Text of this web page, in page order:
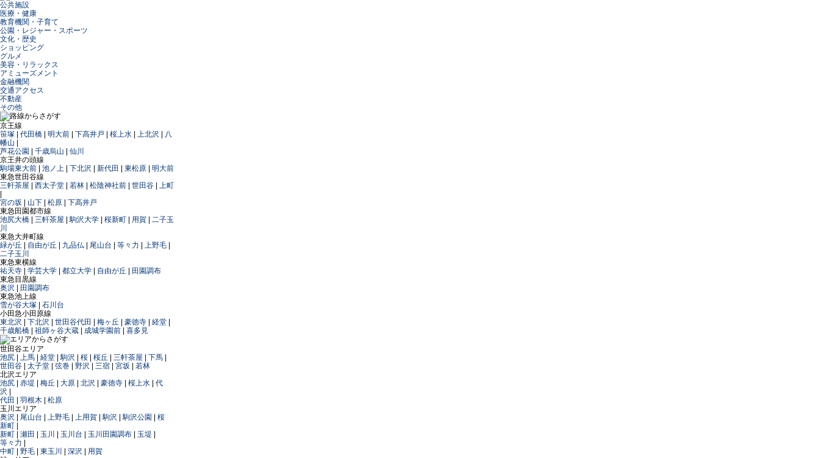
公共施設
医療・健康
教育機関・子育て
公園・レジャー・スポーツ
文化・歴史
ショッピング
グルメ
美容・リラックス
アミューズメント
金融機関
交通アクセス
不動産
その他
京王線
笹塚
代田橋 明大前 下高井戸 桜上水 上北沢
八
幡山
芦花公園
千歳烏山
仙川
京王井の頭線
駒場東大前
池ノ上 下北沢 新代田 東松原
明大前
東急世田谷線
三軒茶屋
西太子堂 若林 松陰神社前 世田谷
上町
宮の坂
山下 松原
下高井戸
東急田園都市線
池尻大橋
三軒茶屋 |駒沢大学 桜新町 用賀
二子玉
川
東急大井町線
緑が丘
自由が丘 九品仏 尾山台 等々力 上野毛
二子玉川
東急東横線
祐天寺
学芸大学 都立大学 自由が丘
田園調布
東急目黒線
奥沢
田園調布
東急池上線
雪が谷大塚
石川台
小田急小田原線
東北沢
下北沢 世田谷代田 梅ヶ丘 豪徳寺 経堂
千歳船橋
祖師ヶ谷大蔵 成城学園前 喜多見
世田谷エリア
池尻
上馬 経堂 |駒沢 桜 桜丘 三軒茶屋 下馬
世田谷
太子堂 弦巻 野沢 三宿 宮坂
若林
北沢エリア
池尻
赤堤 梅丘 大原 北沢 豪徳寺 桜上水
代
沢
代田
羽根木
松原
玉川エリア
奥沢
尾山台 上野毛 上用賀 |駒沢 |駒沢公園
桜
新町
新町
瀬田 玉川 玉川台 玉川田園調布 玉堤
等々力
中町
野毛 東玉川 深沢
用賀